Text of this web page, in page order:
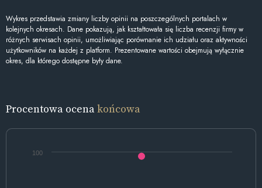
Wykres przedstawia zmiany liczby opinii na poszczególnych portalach w
kolejnych okresach. Dane pokazują, jak kształtowała się liczba recenzji firmy w
różnych serwisach opinii, umożliwiając porównanie ich udziału oraz aktywności
użytkowników na każdej z platform. Prezentowane wartości obejmują wyłącznie
okres, dla którego dostępne były dane.
Procentowa ocenakońcowa
100